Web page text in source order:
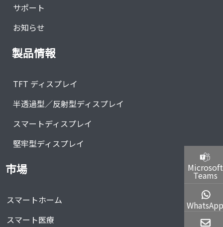
サポート
お知らせ
製品情報
TFT ディスプレイ
半透過型／反射型ディスプレイ
スマートディスプレイ
堅牢型ディスプレイ
市場
スマートホーム
スマート医療
Microsoft
Teams
WhatsApp